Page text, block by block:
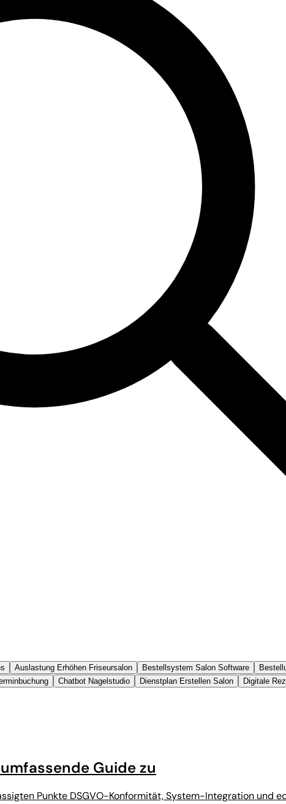
Auslastung Erhöhen Friseursalon Bestellsystem Salon Software
Chatbot Nagelstudio Dienstplan Erstellen Salon Digitale
Guide zu
Punkte DSGVO-Konformität, System-Integration und